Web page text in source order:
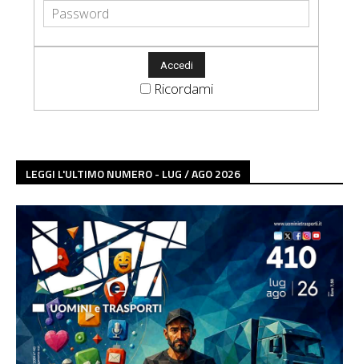
Ricordami
LEGGI L'ULTIMO NUMERO - LUG / AGO 2026